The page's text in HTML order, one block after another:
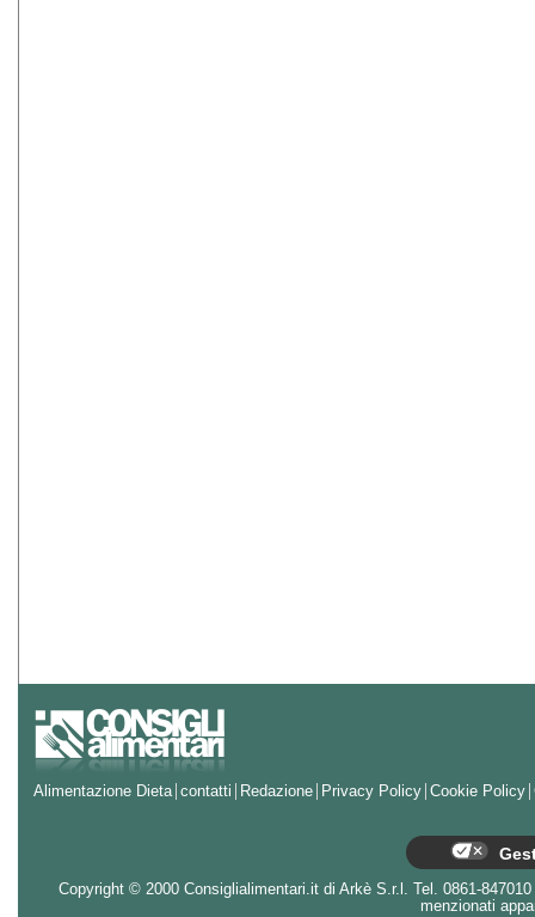
Alimentazione Dieta contatti Redazione Privacy Policy Cookie Policy
Copyright © 2000 Consiglialimentari.it di Arkè S.r.l. Tel. 0861-
menzionati